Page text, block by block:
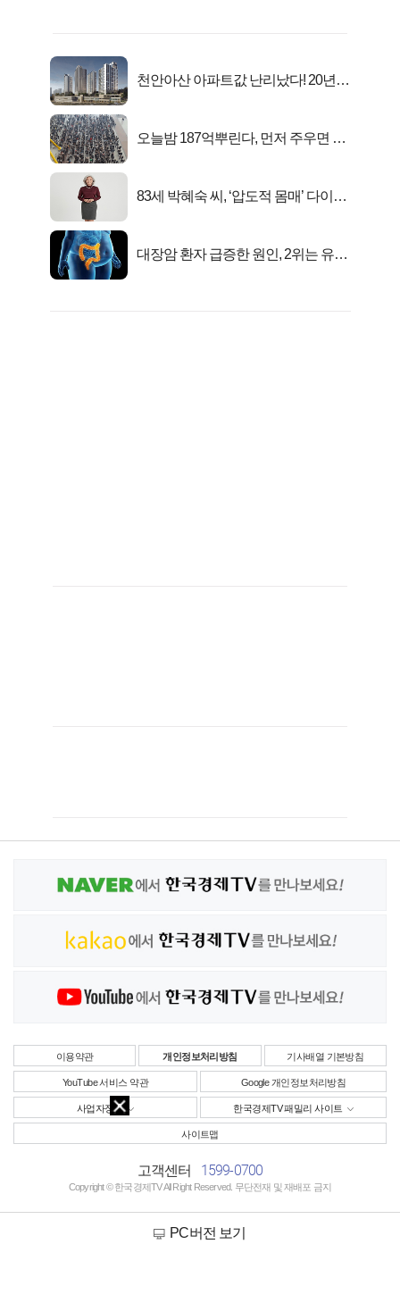
천안아산 아파트값 난리났다! 20년
오늘밤 187억뿌린다, 먼저 주우면 최
83세 박혜숙 씨, ‘압도적 몸매’ 다이어
대장암 환자 급증한 원인, 2위는 유산
이용약관 개인정보처리방침 기사배열 기본방침
YouTube 서비스 약관 Google 개인정보처리방침
사업자정보 한국경제TV 패밀리 사이트
사이트맵
고객센터 1599-0700
Copyright © 한국경제TV All Right Reserved. 무단전재 및 재배포 금지
PC버전 보기